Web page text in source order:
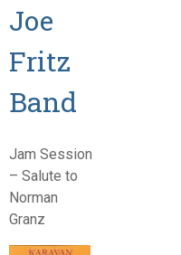
Joe
Fritz
Band
Jam Session
– Salute to
Norman
Granz